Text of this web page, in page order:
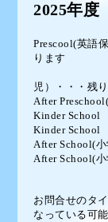
2025年
Prescool(英語
ります
パンダ
児）・・・残
After
Kinder School
Kinder School
After School(
After School(
お問合せのタ
なっている可